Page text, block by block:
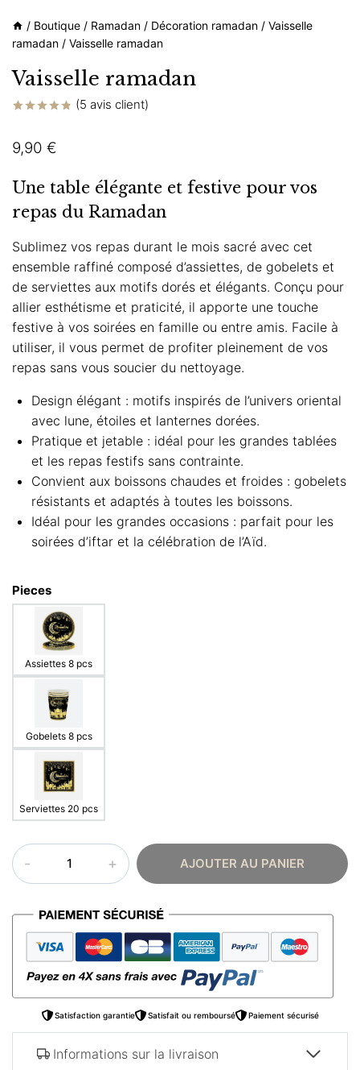
/ Boutique / Ramadan / Décoration ramadan / Vaisselle
ramadan / Vaisselle ramadan
Vaisselle ramadan
sur
notations
(5 avis client)
9,90 €
Une table élégante et festive pour vos
repas du Ramadan
Sublimez vos repas durant le mois sacré avec cet
ensemble raffiné composé d’assiettes, de gobelets et
de serviettes aux motifs dorés et élégants. Conçu pour
allier esthétisme et praticité, il apporte une touche
festive à vos soirées en famille ou entre amis. Facile à
utiliser, il vous permet de profiter pleinement de vos
repas sans vous soucier du nettoyage.
Design élégant : motifs inspirés de l’univers oriental
avec lune, étoiles et lanternes dorées.
Pratique et jetable : idéal pour les grandes tablées
et les repas festifs sans contrainte.
Convient aux boissons chaudes et froides : gobelets
résistants et adaptés à toutes les boissons.
Idéal pour les grandes occasions : parfait pour les
soirées d’iftar et la célébration de l’Aïd.
Pieces
Assiettes 8 pcs
Gobelets 8 pcs
Serviettes 20 pcs
quantité
de
ramadan
AJOUTER AU PANIER
Satisfaction garantie Satisfait ou remboursé Paiement sécurisé
Informations sur la livraison